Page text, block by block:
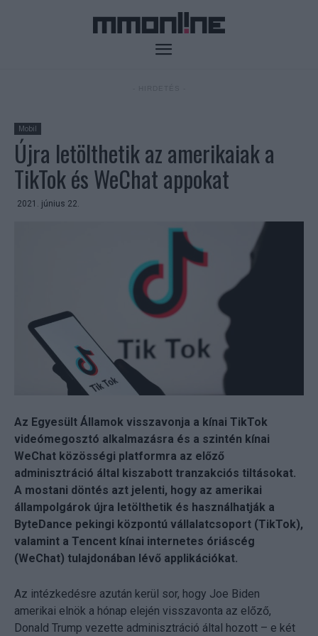
Mobil
Újra letölthetik az amerikaiak a
TikTok és WeChat appokat
2021. június 22.
Az Egyesült Államok visszavonja a kínai TikTok
videómegosztó alkalmazásra és a szintén kínai
WeChat közösségi platformra az előző
adminisztráció által kiszabott tranzakciós tiltásokat.
A mostani döntés azt jelenti, hogy az amerikai
állampolgárok újra letölthetik és használhatják a
ByteDance pekingi központú vállalatcsoport (TikTok),
valamint a Tencent kínai internetes óriáscég
(WeChat) tulajdonában lévő applikációkat.
Az intézkedésre azután kerül sor, hogy Joe Biden
amerikai elnök a hónap elején visszavonta az előző,
Donald Trump vezette adminisztráció által hozott – e két